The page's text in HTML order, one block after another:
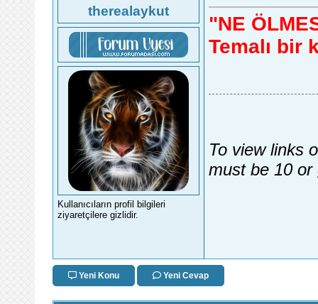
therealaykut
Kullanıcıların profil bilgileri
ziyaretçilere gizlidir.
"NE
Temalı bir
To view links
must be 10 or
Yeni Konu Yeni Cevap